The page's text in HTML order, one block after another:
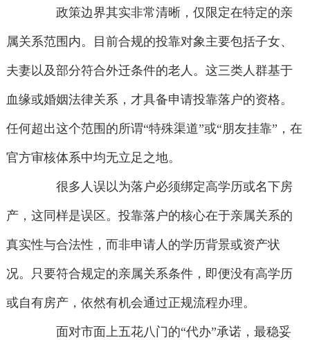
政策边界其实非常清晰，仅限定在特定的亲
属关系范围内。目前合规的投靠对象主要包括子女、
夫妻以及部分符合外迁条件的老人。这三类人群基于
血缘或婚姻法律关系，才具备申请投靠落户的资格。
任何超出这个范围的所谓“特殊渠道”或“朋友挂靠”，在
官方审核体系中均无立足之地。
很多人误以为落户必须绑定高学历或名下房
产，这同样是误区。投靠落户的核心在于亲属关系的
真实性与合法性，而非申请人的学历背景或资产状
况。只要符合规定的亲属关系条件，即便没有高学历
或自有房产，依然有机会通过正规流程办理。
面对市面上五花八门的“代办”承诺，最稳妥